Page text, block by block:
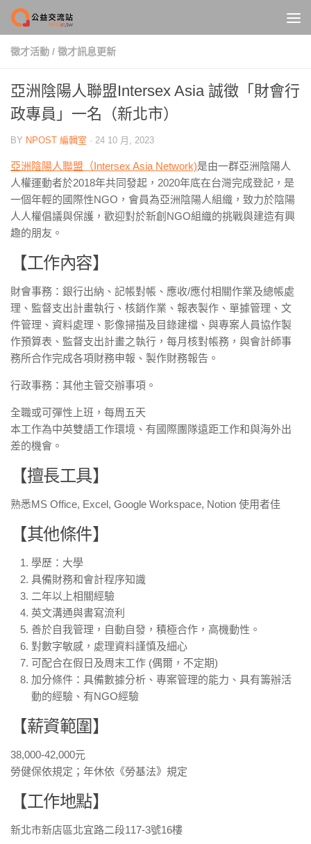
Skip to content
徵才活動 / 徵才訊息更新
亞洲陰陽人聯盟Intersex Asia 誠徵「財會行
政專員」一名（新北市）
BY NPOST 編輯室 · 24 10 月, 2023
亞洲陰陽人聯盟（Intersex Asia Network)是由一群亞洲陰陽人
人權運動者於2018年共同發起，2020年底在台灣完成登記，是
一個年輕的國際性NGO，會員為亞洲陰陽人組織，致力於陰陽
人人權倡議與保護，歡迎對於新創NGO組織的挑戰與建造有興
趣的朋友。
【工作內容】
財會事務：銀行出納、記帳對帳、應收/應付相關作業及總帳處
理、監督支出計畫執行、核銷作業、報表製作、單據管理、文
件管理、資料處理、影像掃描及目錄建檔、與專案人員協作製
作預算表、監督支出計畫之執行，每月核對帳務，與會計師事
務所合作完成各項財務申報、製作財務報告。
行政事務：其他主管交辦事項。
全職或可彈性上班，每周五天
本工作為中英雙語工作環境、有國際團隊遠距工作和與海外出
差的機會。
【擅長工具】
熟悉MS Office, Excel, Google Workspace, Notion 使用者佳
【其他條件】
學歷：大學
具備財務和會計程序知識
二年以上相關經驗
英文溝通與書寫流利
善於自我管理，自動自發，積極合作，高機動性。
對數字敏感，處理資料謹慎及細心
可配合在假日及周末工作 (偶爾，不定期)
加分條件：具備數據分析、專案管理的能力、具有籌辦活
動的經驗、有NGO經驗
【薪資範圍】
38,000-42,000元
勞健保依規定；年休依《勞基法》規定
【工作地點】
新北市新店區北宜路二段117-3號16樓